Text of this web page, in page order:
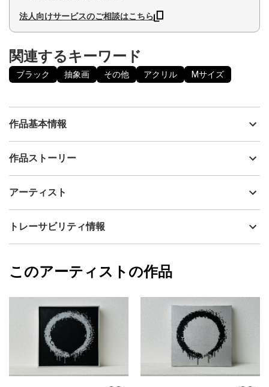
法人向けサービスのご相談はこちら
関連するキーワード
ブラック 抽象画 その他 アクリル Mサイズ
作品基本情報
出品者
制作年
アクリル
カラー
ブラック
配送目安
二週間以内
作品ストーリー
セルに変換、デジタル上で色や形を 調整したうえで、キャンバス
産される現代において、デジタルとフィジカルの往来、その過程
によれば、ビットコイン価値の源泉は電気代にあるそうです。マ
イニングコストがその 価値を裏付けているのであれば、類推する
ンが高値をつけています。円の解釈は見る人に任せられます。
アーティスト
tsumichara
フォローする
トレーサビリティ情報
tsumichara
このアーティストの作品